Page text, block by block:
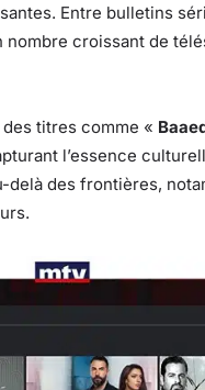
Entre bulletins
croissant de
titres comme «
l’essence
des frontières,